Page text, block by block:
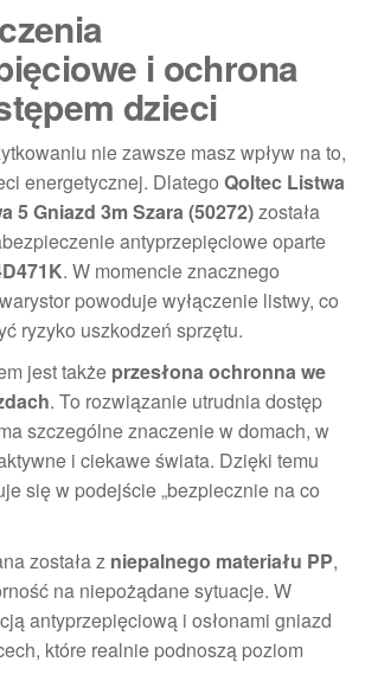
i ochrona
dzieci
nie zawsze masz wpływ na to,
energetycznej. Dlatego Qoltec Listwa
5 Gniazd 3m Szara (50272)została
antyprzepięciowe oparte
. W momencie znacznego
powoduje wyłączenie listwy, co
ryzyko uszkodzeń sprzętu.
jest także przesłona ochronna we
. To rozwiązanie utrudnia dostęp
szczególne znaczenie w domach, w
i ciekawe świata. Dzięki temu
się w podejście „bezpiecznie na co
została z niepalnego materiału PP,
na niepożądane sytuacje. W
antyprzepięciową i osłonami gniazd
które realnie podnoszą poziom